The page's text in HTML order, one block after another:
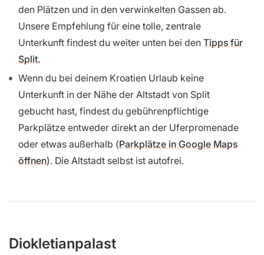
den Plätzen und in den verwinkelten Gassen ab.
Unsere Empfehlung für eine tolle, zentrale
Unterkunft findest du weiter unten bei den Tipps für
Split.
Wenn du bei deinem Kroatien Urlaub keine
Unterkunft in der Nähe der Altstadt von Split
gebucht hast, findest du gebührenpflichtige
Parkplätze entweder direkt an der Uferpromenade
oder etwas außerhalb (Parkplätze in Google Maps
öffnen). Die Altstadt selbst ist autofrei.
Diokletianpalast